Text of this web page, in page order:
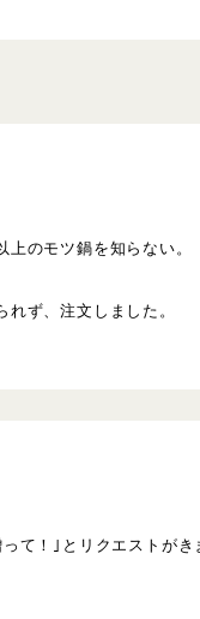
のモツ鍋を知らない。
ず、注文しました。
て！｣とリクエストが